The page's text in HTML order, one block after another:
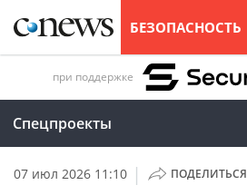
БЕЗОПАСНОСТЬ
при поддержке
Спецпроекты
07 июл 2026 11:10 | ПОДЕЛИТЬСЯ